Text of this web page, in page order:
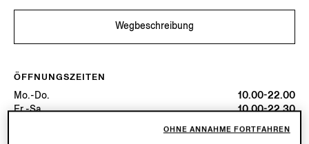
Wegbeschreibung
ÖFFNUNGSZEITEN
Mo.-Do.
10.00-22.00
Fr.-Sa.
10.00-22.30
Geöffnet bis 22:30
OHNE ANNAHME FORTFAHREN